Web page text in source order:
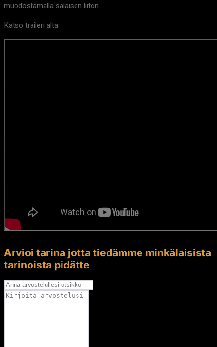
muodostamalla salaisen liiton.
Katso traileri alta:
Arvioi tarina jotta tiedämme minkälaisista
tarinoista pidätte